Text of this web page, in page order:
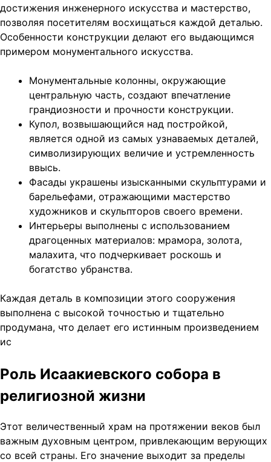
достижения инженерного искусства и мастерство,
позволяя посетителям восхищаться каждой деталью.
Особенности конструкции делают его выдающимся
примером монументального искусства.
Монументальные колонны, окружающие
центральную часть, создают впечатление
грандиозности и прочности конструкции.
Купол, возвышающийся над постройкой,
является одной из самых узнаваемых деталей,
символизирующих величие и устремленность
ввысь.
Фасады украшены изысканными скульптурами и
барельефами, отражающими мастерство
художников и скульпторов своего времени.
Интерьеры выполнены с использованием
драгоценных материалов: мрамора, золота,
малахита, что подчеркивает роскошь и
богатство убранства.
Каждая деталь в композиции этого сооружения
выполнена с высокой точностью и тщательно
продумана, что делает его истинным произведением
ис
Роль Исаакиевского собора в
религиозной жизни
Этот величественный храм на протяжении веков был
важным духовным центром, привлекающим верующих
со всей страны. Его значение выходит за пределы